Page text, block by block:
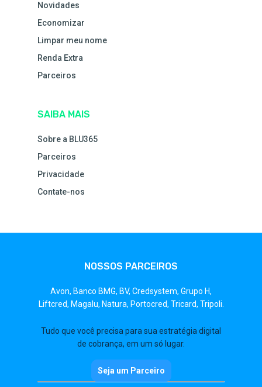
Novidades
Economizar
Limpar meu nome
Renda Extra
Parceiros
SAIBA MAIS
Sobre a BLU365
Parceiros
Privacidade
Contate-nos
NOSSOS PARCEIROS
Avon, Banco BMG, BV, Credsystem, Grupo H,
Liftcred, Magalu, Natura, Portocred, Tricard, Tripoli.
Tudo que você precisa para sua estratégia digital
de cobrança, em um só lugar.
Seja um Parceiro